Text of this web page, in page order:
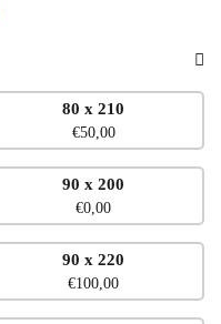
80 x 210
€50,00
90 x 200
€0,00
90 x 220
€100,00